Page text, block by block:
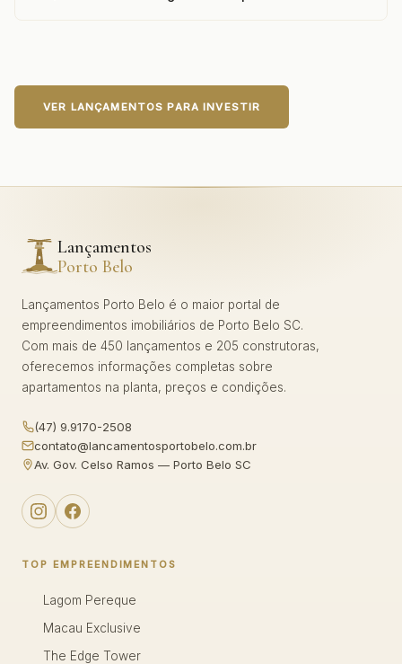
VER LANÇAMENTOS PARA INVESTIR
Lançamentos
Porto Belo
Lançamentos Porto Belo é o maior portal de
empreendimentos imobiliários de Porto Belo SC.
Com mais de 450 lançamentos e 205 construtoras,
oferecemos informações completas sobre
apartamentos na planta, preços e condições.
(47) 9.9170-2508
contato@lancamentosportobelo.com.br
Av. Gov. Celso Ramos — Porto Belo SC
TOP EMPREENDIMENTOS
Lagom Pereque
Macau Exclusive
The Edge Tower